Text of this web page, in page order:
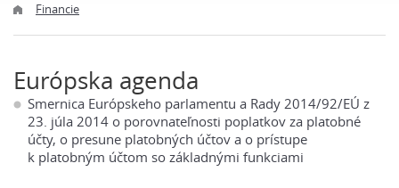
Financie
Európska agenda
Smernica Európskeho parlamentu a Rady 2014/92/EÚ z
23. júla 2014 o porovnateľnosti poplatkov za platobné
účty, o presune platobných účtov a o prístupe
k platobným účtom so základnými funkciami